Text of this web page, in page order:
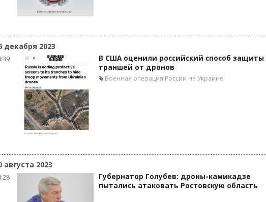
декабря 2023
В США оценили российский способ защиты
траншей от дронов
Военная операция России на Украине
августа 2023
Губернатор Голубев: дроны-камикадзе
пытались атаковать Ростовскую область